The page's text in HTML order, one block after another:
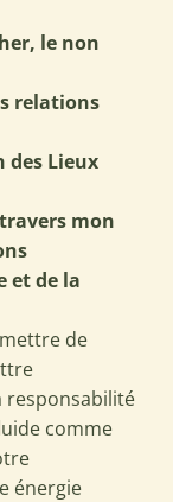
le non
relations
Lieux
mon
et de la
de
responsabilité
comme
énergie